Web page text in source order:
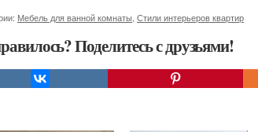
Мебель для ванной комнаты Стили интерьеров квартир
Поделитесь с друзьями!